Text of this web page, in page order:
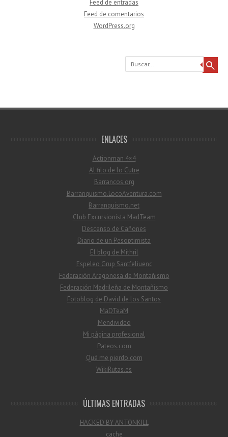
Feed de entradas
Feed de comentarios
WordPress.org
Buscar
ENLACES
Actionman 4×4
Al filo de lo Cutre
Barrancos.org
Barranquismo.LocoAventura.com
Barranquismo.net
Club Excursionista MadTeam
Descenso de Cañones
Diario de un Pesoptimista
El blog de Mithril
Espeleo Grup Santfeliuenc
Federación Aragonesa de Montañismo
Federación Madrileña de Montañismo
Fotoblog de David de los Santos
MaDTeaM
Mendivideo
Mi página profesional
Pateos.com
Qué me pierdo.com
WikiRutas.es
ÚLTIMAS ENTRADAS
HACKED BY ANTONKILL
cache